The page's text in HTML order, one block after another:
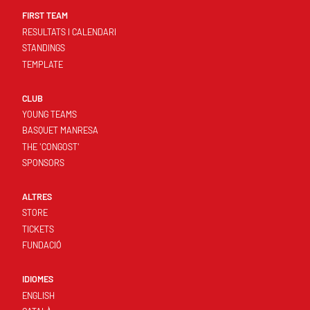
FIRST TEAM
RESULTATS I CALENDARI
STANDINGS
TEMPLATE
CLUB
YOUNG TEAMS
BASQUET MANRESA
THE 'CONGOST'
SPONSORS
ALTRES
STORE
TICKETS
FUNDACIÓ
IDIOMES
ENGLISH